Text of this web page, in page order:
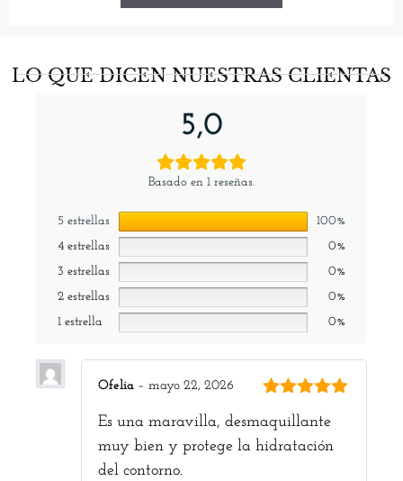
LO QUE DICEN NUESTRAS CLIENTAS
5,0
Basado en 1 reseñas.
5 estrellas
100%
4 estrellas
0%
3 estrellas
0%
2 estrellas
0%
1 estrella
0%
Ofelia – mayo 22, 2026
Es una maravilla, desmaquillante
muy bien y protege la hidratación
del contorno.